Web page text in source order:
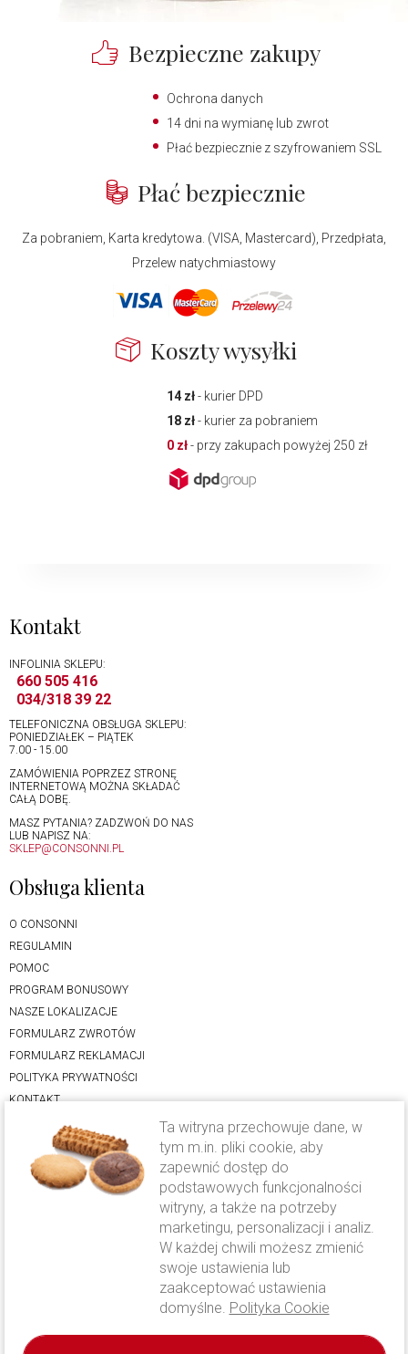
Bezpieczne zakupy
Ochrona danych
14 dni na wymianę lub zwrot
Płać bezpiecznie z szyfrowaniem SSL
Płać bezpiecznie
Za pobraniem, Karta kredytowa. (VISA, Mastercard), Przedpłata,
Przelew natychmiastowy
Koszty wysyłki
14 zł- kurier DPD
18 zł- kurier za pobraniem
0 zł- przy zakupach powyżej 250 zł
Kontakt
INFOLINIA SKLEPU:
660 505 416
034/318 39 22
TELEFONICZNA OBSŁUGA SKLEPU:
PONIEDZIAŁEK – PIĄTEK
7.00 - 15.00
ZAMÓWIENIA POPRZEZ STRONĘ
INTERNETOWĄ MOŻNA SKŁADAĆ
CAŁĄ DOBĘ.
MASZ PYTANIA? ZADZWOŃ DO NAS
LUB NAPISZ NA:
SKLEP@CONSONNI.PL
Obsługa klienta
O CONSONNI
REGULAMIN
POMOC
PROGRAM BONUSOWY
NASZE LOKALIZACJE
FORMULARZ ZWROTÓW
FORMULARZ REKLAMACJI
POLITYKA PRYWATNOŚCI
KONTAKT
Oferta
LODY RZEMIEŚLNICZE
CIASTO DROŻDŻOWE
Wysyłka i płatność
WYSYŁKA I PŁATNOŚĆ
Ta witryna przechowuje dane, w
tym m.in. pliki cookie, aby
zapewnić dostęp do
podstawowych funkcjonalności
witryny, a także na potrzeby
marketingu, personalizacji i analiz.
W każdej chwili możesz zmienić
swoje ustawienia lub
zaakceptować ustawienia
domyślne. Polityka Cookie